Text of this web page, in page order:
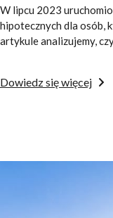
W lipcu 2023
hipotecznych dla osób,
artykule analizujemy,
Dowiedz się więcej